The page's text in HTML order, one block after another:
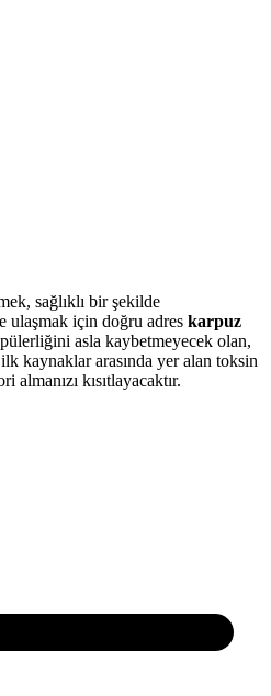
sağlıklı bir şekilde
ulaşmak için doğru adres karpuz
asla kaybetmeyecek olan,
kaynaklar arasında yer alan toksin
almanızı kısıtlayacaktır.